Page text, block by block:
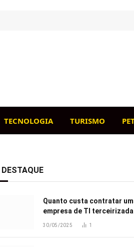
TECNOLOGIA TURISMO
DESTAQUE
Quanto custa contratar
empresa de TI terceirizada
30/05/2025 1